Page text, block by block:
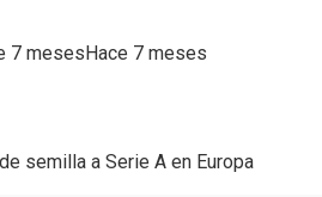
7 meses Hace 7 meses
semilla a Serie A en Europa